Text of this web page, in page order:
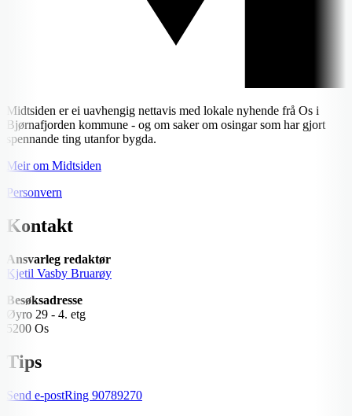
Midtsiden er ei uavhengig nettavis med lokale nyhende frå Os i
Bjørnafjorden kommune - og om saker om osingar som har gjort
spennande ting utanfor bygda.
Meir om Midtsiden
Personvern
Kontakt
Ansvarleg redaktør
Kjetil Vasby Bruarøy
Besøksadresse
Øyro 29 - 4. etg
5200 Os
Tips
Send e-postRing 90789270